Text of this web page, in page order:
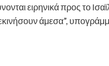
ειρηνικά προς το
άμεσα”,